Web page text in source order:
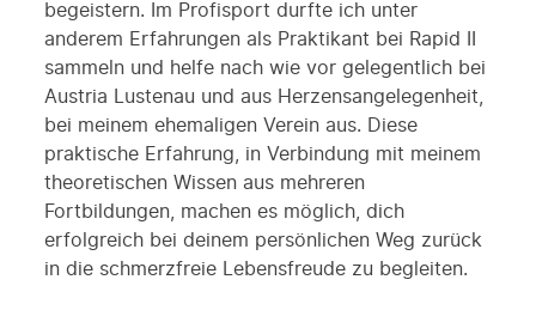
begeistern. Im Profisport durfte ich unter
anderem Erfahrungen als Praktikant bei Rapid II
sammeln und helfe nach wie vor gelegentlich bei
Austria Lustenau und aus Herzensangelegenheit,
bei meinem ehemaligen Verein aus. Diese
praktische Erfahrung, in Verbindung mit meinem
theoretischen Wissen aus mehreren
Fortbildungen, machen es möglich, dich
erfolgreich bei deinem persönlichen Weg zurück
in die schmerzfreie Lebensfreude zu begleiten.